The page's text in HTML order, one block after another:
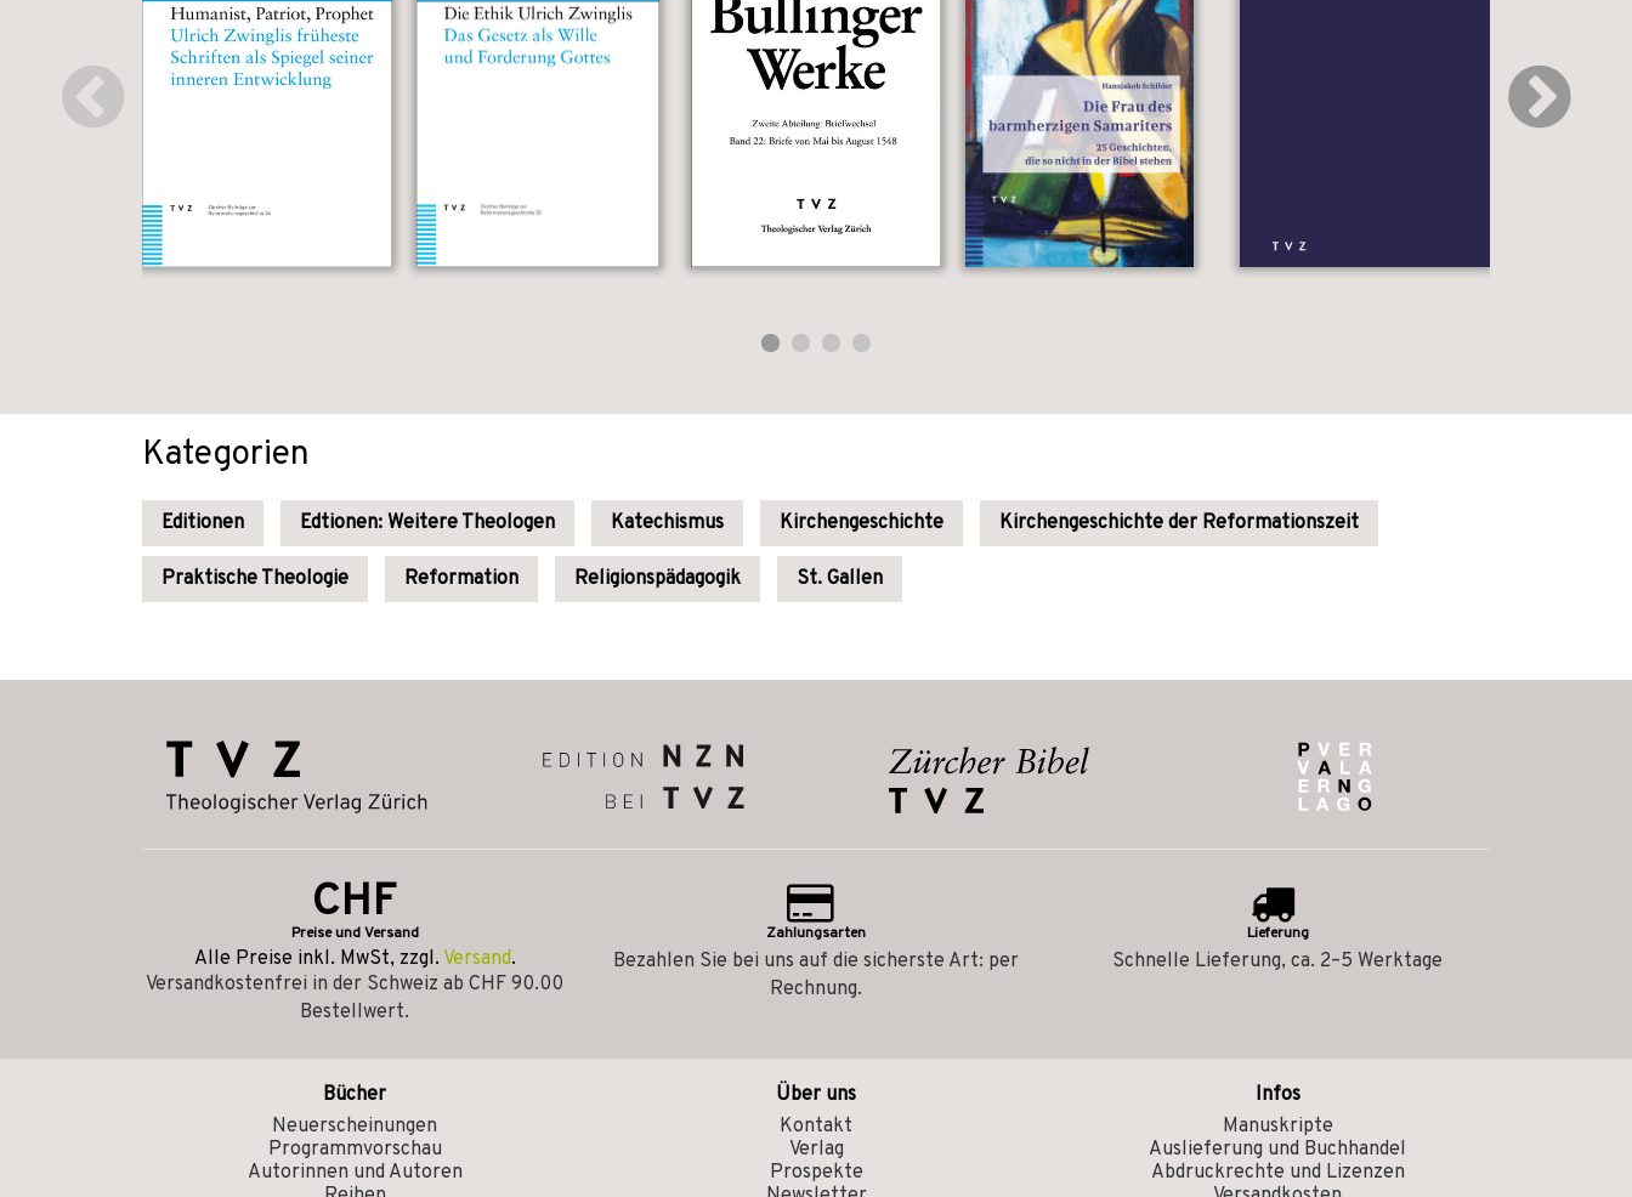
Kategorien
Editionen Edtionen: Weitere Theologen Katechismus Kirchengeschichte Kirchengeschichte der Reformationszeit
Praktische Theologie Reformation Religionspädagogik St. Gallen
CHF
Preise und Versand
Alle Preise inkl. MwSt, zzgl. Versand.
Versandkostenfrei in der Schweiz ab CHF 90.00
Bestellwert.
Zahlungsarten
Bezahlen Sie bei uns auf die sicherste Art: per
Rechnung.
Lieferung
Schnelle Lieferung, ca. 2–5 Werktage
Bücher
Neuerscheinungen
Programmvorschau
Autorinnen und Autoren
Über uns
Kontakt
Verlag
Prospekte
Infos
Manuskripte
Auslieferung und Buchhandel
Abdruckrechte und Lizenzen